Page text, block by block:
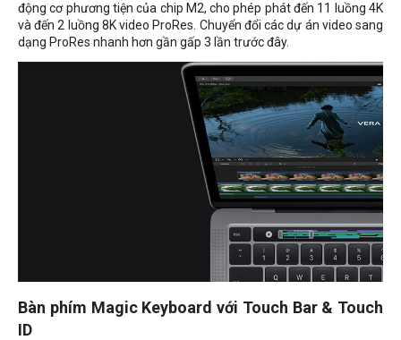
động cơ phương tiện của chip M2, cho phép phát đến 11 luồng 4K
và đến 2 luồng 8K video ProRes. Chuyển đổi các dự án video sang
dạng ProRes nhanh hơn gần gấp 3 lần trước đây.
Bàn phím Magic Keyboard với Touch Bar & Touch
ID